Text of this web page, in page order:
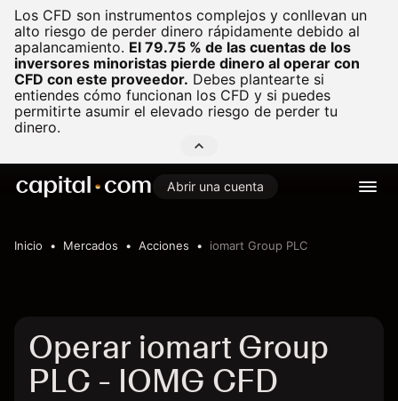
Los CFD son instrumentos complejos y conllevan un
alto riesgo de perder dinero rápidamente debido al
apalancamiento. El 79.75 % de las cuentas de los
inversores minoristas pierde dinero al operar con
CFD con este proveedor. Debes plantearte si
entiendes cómo funcionan los CFD y si puedes
permitirte asumir el elevado riesgo de perder tu
dinero.
Abrir una cuenta
Inicio Mercados Acciones iomart Group PLC
Operar iomart Group
PLC - IOMG CFD